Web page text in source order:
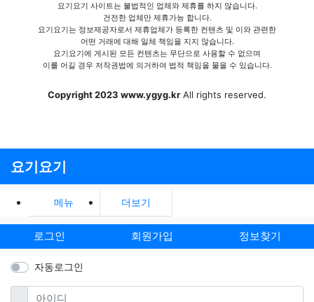
요기요기 사이트는 불법적인 업체와 제휴를 하지 않습니다.
건전한 업체만 제휴가능 합니다.
요기요기는 정보제공자로서 제휴업체가 등록한 컨텐츠 및 이와 관련한
어떤 거래에 대해 일체 책임을 지지 않습니다.
요기요기에 게시된 모든 컨텐츠는 무단으로 사용할 수 없으며
이를 어길 경우 저작권법에 의거하여 법적 책임을 물을 수 있습니다.
Copyright 2023 www.ygyg.kr All rights reserved.
요기요기
메뉴 더보기
로그인 회원가입 정보찾기
자동로그인
아이디필수